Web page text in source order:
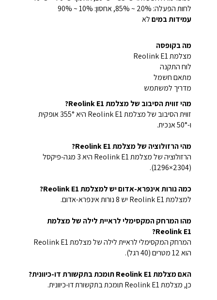
לחות הפעלה: 20% ~ 85%, אחסון: 10% ~ 90%
עמידות במיםלא
מה בקופסה
מצלמת Reolink E1
לוח התקנה
מתאם חשמל
מדריך למשתמש
מהי זווית הסיבוב של מצלמת Reolink E1?
זווית הסיבוב של מצלמת Reolink E1 היא 355° אופקית
ו-50° אנכית.
מהי הרזולוציה של מצלמת Reolink E1?
הרזולוציה של מצלמת Reolink E1 היא 3 מגה-פיקסל
(2304×1296).
כמה נורות אינפרא-אדום יש למצלמת Reolink E1?
למצלמת Reolink E1 יש 8 נורות אינפרא-אדום.
מהו המרחק המקסימלי לראיית לילה של מצלמת
Reolink E1?
המרחק המקסימלי לראיית לילה של מצלמת Reolink E1
הוא 12 מטרים (40 רגל).
האם מצלמת Reolink E1 תומכת בתקשורת דו-כיוונית?
כן, מצלמת Reolink E1 תומכת בתקשורת דו-כיוונית.